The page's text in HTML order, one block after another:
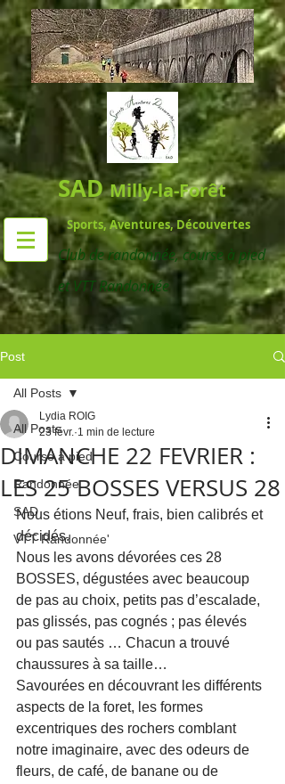
SADMilly-la-Forêt
Sports, Aventures, Découvertes
Club de randonnée, course à pied
et VTT Randonnée
Post
All Posts
Course à pied
Randonnée
SAD
VTT Randonnée'
All Posts
DIMANCHE 22 FEVRIER :
LES 25 BOSSES VERSUS 28
Lydia ROIG
23 févr. 1 min de lecture
Nous étions Neuf, frais, bien calibrés et
décidés.
Nous les avons dévorées ces 28
BOSSES, dégustées avec beaucoup
de pas au choix, petits pas d’escalade,
pas glissés, pas cognés ; pas élevés
ou pas sautés … Chacun a trouvé
chaussures à sa taille…
Savourées en découvrant les différents
aspects de la foret, les formes
excentriques des rochers comblant
notre imaginaire, avec des odeurs de
fleurs, de café, de banane ou de